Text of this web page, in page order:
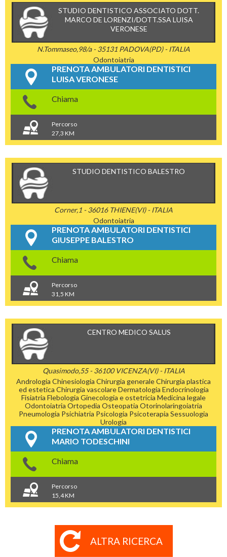
STUDIO DENTISTICO ASSOCIATO DOTT.
MARCO DE LORENZI/DOTT.SSA LUISA
VERONESE
N.Tommaseo,98/a - 35131 PADOVA(PD) - ITALIA
Odontoiatria
PRENOTA AMBULATORI DENTISTICI
LUISA VERONESE
Chiama
Percorso
27,3 KM
STUDIO DENTISTICO BALESTRO
Corner,1 - 36016 THIENE(VI) - ITALIA
Odontoiatria
PRENOTA AMBULATORI DENTISTICI
GIUSEPPE BALESTRO
Chiama
Percorso
31,5 KM
CENTRO MEDICO SALUS
Quasimodo,55 - 36100 VICENZA(VI) - ITALIA
Andrologia Chinesiologia Chirurgia generaleChirurgia plastica
ed estetica Chirurgia vascolare Dermatologia Endocrinologia
Fisiatria Flebologia Ginecologia e ostetricia Medicina legale
Odontoiatria Ortopedia Osteopatia Otorinolaringoiatria
Pneumologia Psichiatria Psicologia Psicoterapia Sessuologia
Urologia
PRENOTA AMBULATORI DENTISTICI
MARIO TODESCHINI
Chiama
Percorso
15,4 KM
ALTRA RICERCA